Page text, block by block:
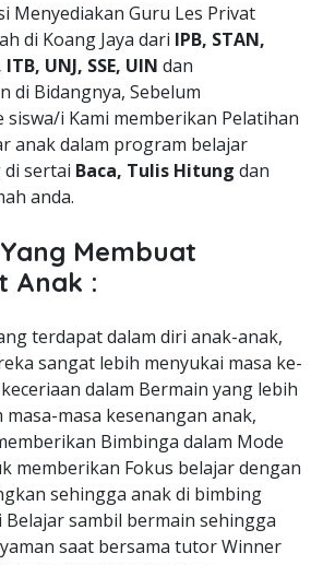
Menyediakan Guru Les Privat
di Koang Jaya dari IPB, STAN,
UNJ, SSE, UIN dan
di Bidangnya, Sebelum
siswa/i Kami memberikan Pelatihan
anak dalam program belajar
di sertai Baca, Tulis Hitung dan
anda.
Membuat
Anak :
terdapat dalam diri anak-anak,
sangat lebih menyukai masa ke-
dalam Bermain yang lebih
masa kesenangan anak,
Bimbinga dalam Mode
memberikan Fokus belajar dengan
sehingga anak di bimbing
sambil bermain sehingga
saat bersama tutor Winner